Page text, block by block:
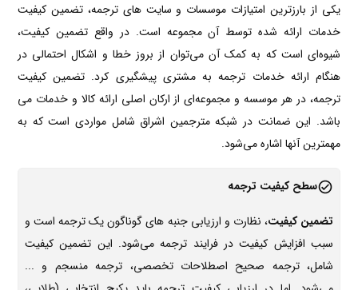
یکی از بارزترین امتیازات موسسات و سایت های ترجمه، تضمین کیفیت
خدمات ارائه شده توسط آن مجموعه است. در واقع تضمین کیفیت،
شیوه‌ای است که به کمک آن می‌توان از بروز خطا و اشکال احتمالی در
هنگام ارائه خدمات ترجمه به مشتری پیشگیری کرد. تضمین کیفیت
ترجمه، در هر موسسه و مجموعه‌ای از ارکان اصلی ارائه کالا و خدمات می
باشد. این ضمانت در شبکه مترجمین اشراق شامل مواردی است که به
مهمترین آنها اشاره می‌شود.
سطح کیفیت ترجمه
تضمین کیفیت، نظارت و ارزیابی جنبه های گوناگون یک ترجمه است و
سبب افزایش کیفیت در فرایند ترجمه می‌شود. این تضمین کیفیت
شامل، ترجمه صحیح اصطلاحات تخصصی، ترجمه منسجم و ...